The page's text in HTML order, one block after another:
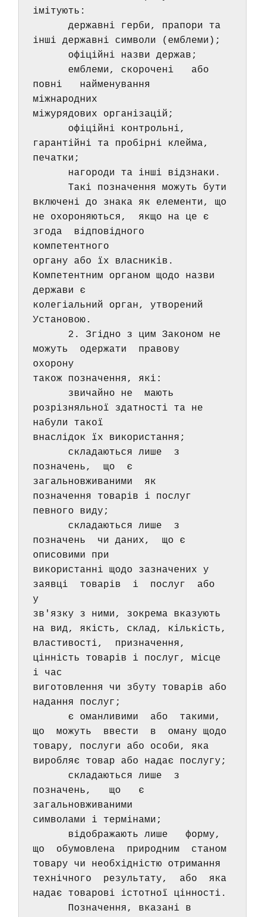
імітують:
інші державні символи (емблеми);
      офіційні назви держав;
повні   найменування
міжнародних
міжурядових організацій;
гарантійні та пробірні клейма,
печатки;
      нагороди та інші відзнаки.
не охороняються,  якщо на це є
згода  відповідного
компетентного
органу або їх власників.
Компетентним органом щодо назви
держави є
колегіальний орган, утворений
Установою.
можуть  одержати  правову
охорону
також позначення, які:
розрізняльної здатності та не
набули такої
внаслідок їх використання;
позначень,  що  є
загальновживаними  як
позначення товарів і послуг
певного виду;
позначень  чи даних,  що є
описовими при
використанні щодо зазначених у
заявці  товарів  і  послуг  або
у
зв'язку з ними, зокрема вказують
властивості,  призначення,
цінність товарів і послуг, місце
і час
виготовлення чи збуту товарів або
надання послуг;
товару, послуги або особи, яка
позначень,   що   є
загальновживаними
символами і термінами;
товару чи необхідністю отримання